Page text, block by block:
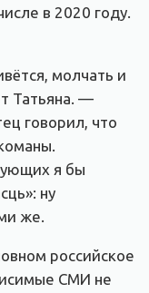
в 2020 году.
молчать и
Татьяна. —
говорил, что
я бы
ну
же.
российское
СМИ не